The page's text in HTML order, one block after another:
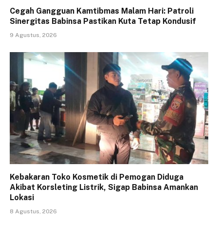
Cegah Gangguan Kamtibmas Malam Hari: Patroli
Sinergitas Babinsa Pastikan Kuta Tetap Kondusif
9 Agustus, 2026
Kebakaran Toko Kosmetik di Pemogan Diduga
Akibat Korsleting Listrik, Sigap Babinsa Amankan
Lokasi
8 Agustus, 2026